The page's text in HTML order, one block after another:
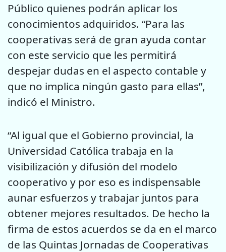
Público quienes podrán aplicar los
conocimientos adquiridos. “Para las
cooperativas será de gran ayuda contar
con este servicio que les permitirá
despejar dudas en el aspecto contable y
que no implica ningún gasto para ellas”,
indicó el Ministro.
“Al igual que el Gobierno provincial, la
Universidad Católica trabaja en la
visibilización y difusión del modelo
cooperativo y por eso es indispensable
aunar esfuerzos y trabajar juntos para
obtener mejores resultados. De hecho la
firma de estos acuerdos se da en el marco
de las Quintas Jornadas de Cooperativas